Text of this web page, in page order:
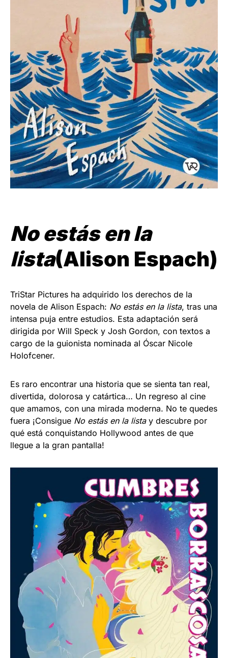
No estás en la
lista(Alison Espach)
TriStar Pictures ha adquirido los derechos de la
novela de Alison Espach: No estás en la lista, tras una
intensa puja entre estudios. Esta adaptación será
dirigida por Will Speck y Josh Gordon, con textos a
cargo de la guionista nominada al Óscar Nicole
Holofcener.
Es raro encontrar una historia que se sienta tan real,
divertida, dolorosa y catártica… Un regreso al cine
que amamos, con una mirada moderna. No te quedes
fuera ¡Consigue No estás en la listay descubre por
qué está conquistando Hollywood antes de que
llegue a la gran pantalla!